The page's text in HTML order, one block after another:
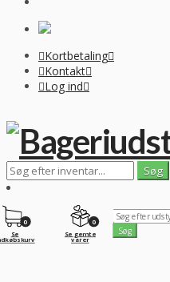
Kortbetaling
Kontakt
Log ind
0
Se gemte
varer
0
Se